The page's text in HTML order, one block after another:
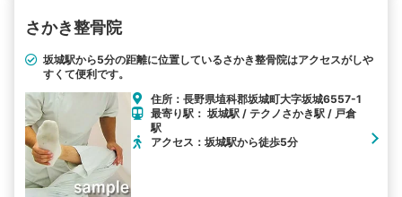
さかき整骨院
坂城駅から5分の距離に位置しているさかき整骨院はアクセスがしや
すくて便利です。
住所：長野県埴科郡坂城町大字坂城6557-1
最寄り駅： 坂城駅 / テクノさかき駅 / 戸倉
駅
アクセス：坂城駅から徒歩5分